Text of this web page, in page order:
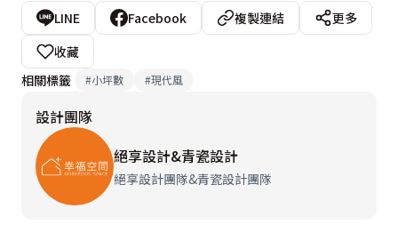
活潑呈現的傢俱配備，如吧臺，局部的色彩置入即跳脫出
傳統白牆的視覺印象，再加上設計師所選用的色彩都可說
是相當大膽的搭配，如紅色、綠色，但選用的紅色與綠色
居家中合諧的色彩衝突美學。
    營造出豐富活潑的空間印象，再進一步利用線條並引進
充沛光源打造出現代感風格居家。在絕享設計團隊經手的
LINE Facebook 複製連結
更多
收藏
相關標籤
#小坪數 #現代風
設計團隊
絕享設計&青瓷設計
絕享設計團隊&青瓷設計團隊